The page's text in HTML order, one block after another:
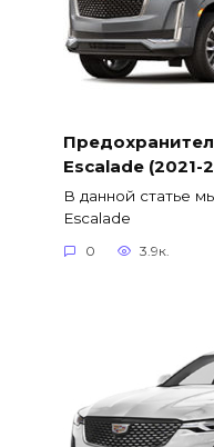
Escalade (2021-
В данной статье
Escalade
0 3.9к.